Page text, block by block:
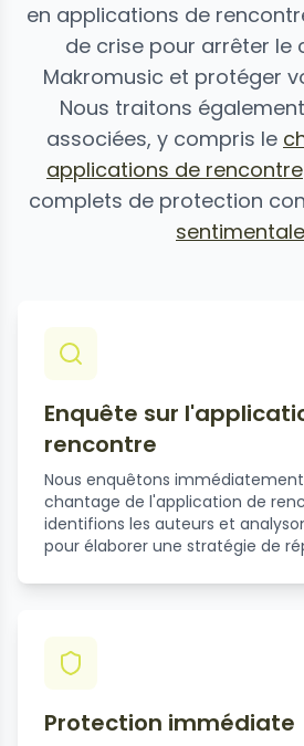
en applications de
de crise pour arrêter le
Makromusic et protéger
Nous traitons
associées, y compris le
applications de rencontre
complets de protection
Enquête sur
rencontre
Nous enquêtons
chantage de l'application de
identifions les auteurs et
pour élaborer une stratégie de
Protection immédiate